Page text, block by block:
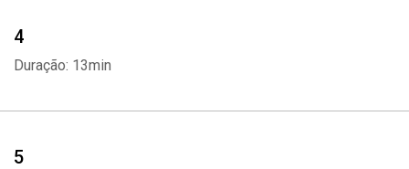
4
Duração: 13min
5